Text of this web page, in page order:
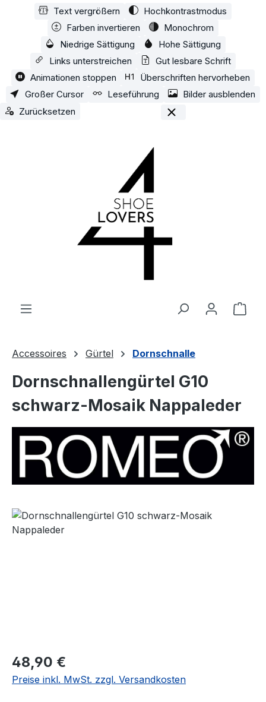
Zum Hauptinhalt springen
Text vergrößern
Hochkontrastmodus
Farben invertieren
Monochrom
Niedrige Sättigung
Hohe Sättigung
Links unterstreichen
Gut lesbare Schrift
Animationen stoppen
Überschriften hervorheben
Großer Cursor
Leseführung
Bilder ausblenden
Zurücksetzen
Accessoires Gürtel Dornschnalle
Dornschnallengürtel G10
schwarz-Mosaik Nappaleder
Bildergalerie überspringen
Regulärer Preis:
48,90 €
Preise inkl. MwSt. zzgl. Versandkosten